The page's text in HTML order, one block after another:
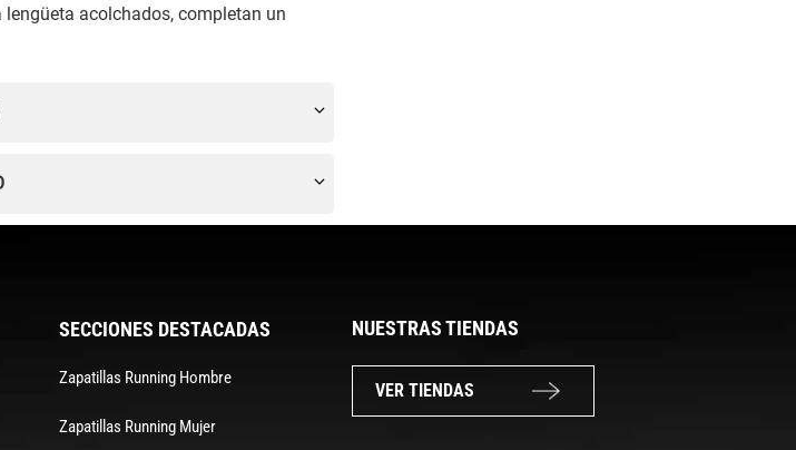
acolchados, completan un
SECCIONES DESTACADAS
Zapatillas Running Hombre
Zapatillas Running Mujer
NUESTRAS TIENDAS
VER TIENDAS